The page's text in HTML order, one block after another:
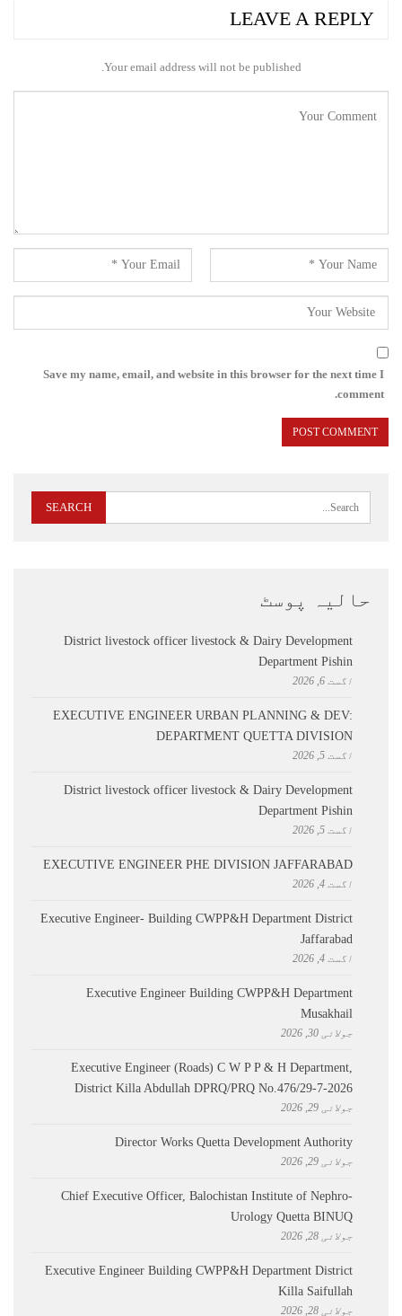
LEAVE A REPLY
Your email address will not be published.
Save my name, email, and website in this browser for the next time I
comment.
حالیہ پوسٹ
District livestock officer livestock & Dairy Development
Department Pishin
اگست 6, 2026
EXECUTIVE ENGINEER URBAN PLANNING & DEV:
DEPARTMENT QUETTA DIVISION
اگست 5, 2026
District livestock officer livestock & Dairy Development
Department Pishin
اگست 5, 2026
EXECUTIVE ENGINEER PHE DIVISION JAFFARABAD
اگست 4, 2026
Executive Engineer- Building CWPP&H Department District
Jaffarabad
اگست 4, 2026
Executive Engineer Building CWPP&H Department
Musakhail
جولائی 30, 2026
Executive Engineer (Roads) C W P P & H Department,
District Killa Abdullah ​DPRQ/PRQ No.476/29-7-2026
جولائی 29, 2026
Director Works Quetta Development Authority
جولائی 29, 2026
Chief Executive Officer, Balochistan Institute of Nephro-
Urology Quetta BINUQ
جولائی 28, 2026
Executive Engineer Building CWPP&H Department District
Killa Saifullah
جولائی 28, 2026